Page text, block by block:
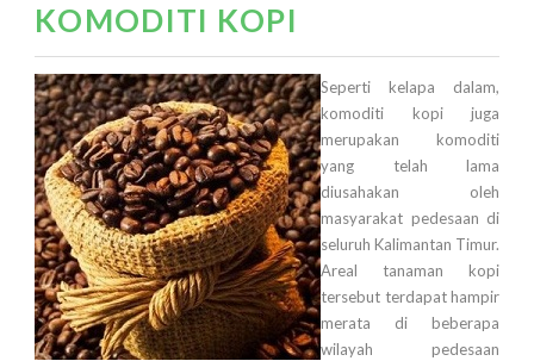
KOMODITI KOPI
Seperti kelapa dalam,
komoditi kopi juga
merupakan komoditi
yang telah lama
diusahakan oleh
masyarakat pedesaan di
seluruh Kalimantan Timur.
Areal tanaman kopi
tersebut terdapat hampir
merata di beberapa
wilayah pedesaan